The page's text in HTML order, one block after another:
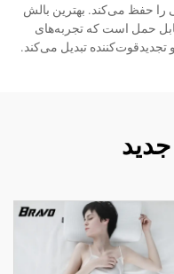
حفظ می‌کند. بهترین بالش
حمل است که تجربه‌های
تبدیل می‌کند.